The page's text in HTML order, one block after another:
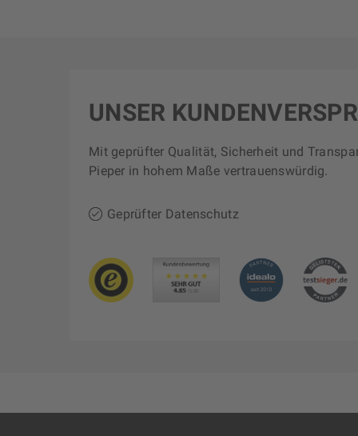
UNSER
Mit geprüfter Qualität, Sicherheit und
Pieper in hohem Maße vertrauenswürdig.
Geprüfter Datenschutz